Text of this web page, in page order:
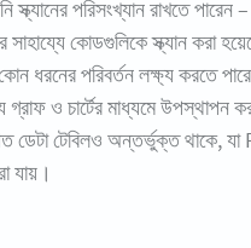
পরিসংখ্যান রাখতে পারেন
সাহায্যে কোডগুলিকে স্ক্যান করা
কোন ধরনের পরিবর্তন লক্ষ্য করতে
ও চার্টের মাধ্যমে উপস্থাপন
ডেটা টেবিলও অন্তর্ভুক্ত থাকে, যা
যায়।